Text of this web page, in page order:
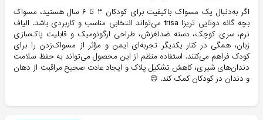
اگر به‌دنبال یک مسواک باکیفیت برای کودکان ۳ تا ۶ سال هستید، مسواک
بچه گانه دوتایی تریزا trisa می‌تواند انتخابی مناسب و کاربردی باشد. الیاف
نرم، سری کوچک، دسته ضدلغزش، طراحی ارگونومیک و قابلیت پاک‌سازی
زبان، همگی در کنار یکدیگر تجربه‌ای ایمن و مؤثر از مسواک‌زدن را برای
کودک فراهم می‌کنند. استفاده منظم از این محصول می‌تواند به حفظ سلامت
دندان‌های شیری، کاهش تشکیل پلاک و ایجاد عادت صحیح مراقبت از دهان
و دندان در کودکان کمک کند. 😊